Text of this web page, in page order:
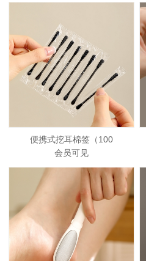
便携式挖耳棉签（100
会员可见